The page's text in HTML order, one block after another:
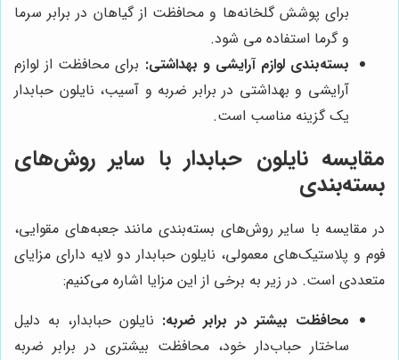
برای پوشش گلخانه‌ها و محافظت از گیاهان در برابر سرما
و گرما استفاده می شود.
بسته‌بندی لوازم آرایشی و بهداشتی: برای محافظت از لوازم
آرایشی و بهداشتی در برابر ضربه و آسیب، نایلون حبابدار
یک گزینه مناسب است.
مقایسه نایلون حبابدار با سایر روش‌های
بسته‌بندی
در مقایسه با سایر روش‌های بسته‌بندی مانند جعبه‌های مقوایی،
فوم و پلاستیک‌های معمولی، نایلون حبابدار دو لایه دارای مزایای
متعددی است. در زیر به برخی از این مزایا اشاره می‌کنیم:
محافظت بیشتر در برابر ضربه: نایلون حبابدار، به دلیل
ساختار حباب‌دار خود، محافظت بیشتری در برابر ضربه